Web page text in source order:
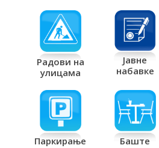
Радови на
улицама
Јавне
набавке
Паркирање Баште